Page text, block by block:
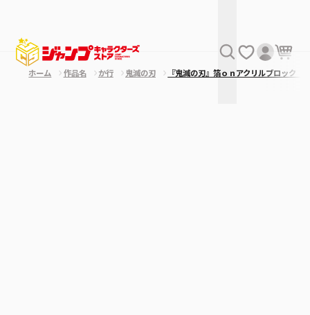
ホーム 作品名 か行 鬼滅の刃 『鬼滅の刃』箔ｏｎアクリルブロッ